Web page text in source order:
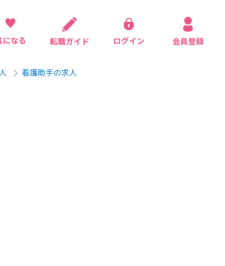
になる 転職ガイド ログイン 会員登録
看護助手の求人